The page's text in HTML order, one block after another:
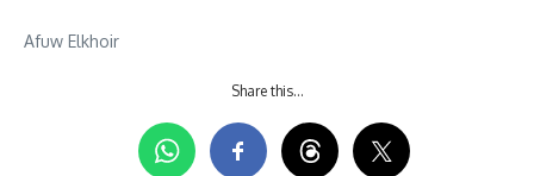
Afuw Elkhoir
Share this…